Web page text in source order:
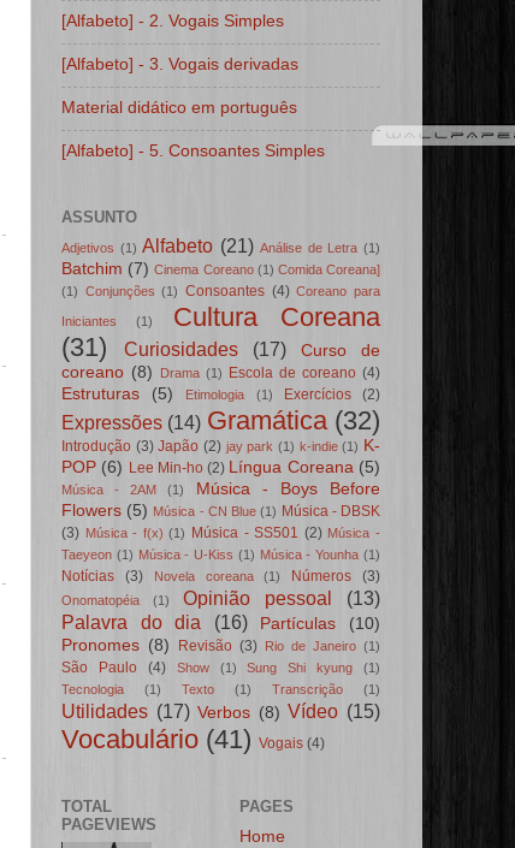
[Alfabeto] - 2. Vogais Simples
[Alfabeto] - 3. Vogais derivadas
Material didático em português
[Alfabeto] - 5. Consoantes Simples
ASSUNTO
Adjetivos (1) Alfabeto (21) Análise de Letra (1)
Batchim (7) Cinema Coreano (1) Comida Coreana]
(1) Conjunções (1) Consoantes (4) Coreano para
Iniciantes (1)
Cultura Coreana
(31)
Curiosidades (17)
Curso de
coreano (8) Drama (1) Escola de coreano (4)
Estruturas (5) Etimologia (1) Exercícios (2)
Expressões (14) Gramática (32)
Introdução (3) Japão (2) jay park (1) k-indie (1) K-
POP (6) Lee Min-ho (2) Língua Coreana (5)
Música - 2AM (1)
Música - Boys Before
Flowers (5) Música - CN Blue (1) Música - DBSK
(3) Música - f(x) (1) Música - SS501 (2) Música -
Taeyeon (1) Música - U-Kiss (1) Música - Younha (1)
Notícias (3) Novela coreana (1) Números (3)
Onomatopéia (1) Opinião pessoal
(13)
Palavra do dia
(16) Partículas
(10)
Pronomes (8) Revisão (3) Rio de Janeiro (1)
São Paulo (4) Show (1) Sung Shi kyung
(1)
Tecnologia
(1) Texto (1) Transcrição (1)
Utilidades (17) Verbos (8) Vídeo (15)
Vocabulário (41) Vogais (4)
TOTAL
PAGEVIEWS
PAGES
Home